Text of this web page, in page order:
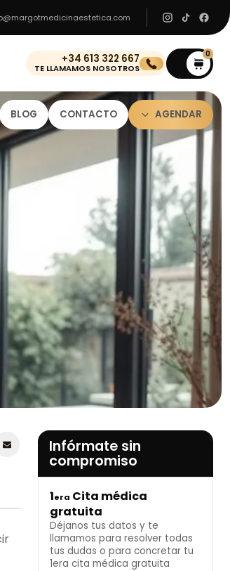
+34 613 322 667
TE LLAMAMOS NOSOTROS
0
BLOG CONTACTO AGENDAR
ESTOY DE ACUERDO CON LA
POLÍTICA DE
PRIVACIDAD
INFÓRMATE AHORA
Infórmate sin
compromiso
1era Cita médica
gratuita
Déjanos tus datos y te
llamamos para resolver todas
tus dudas o para concretar tu
1era cita médica gratuita